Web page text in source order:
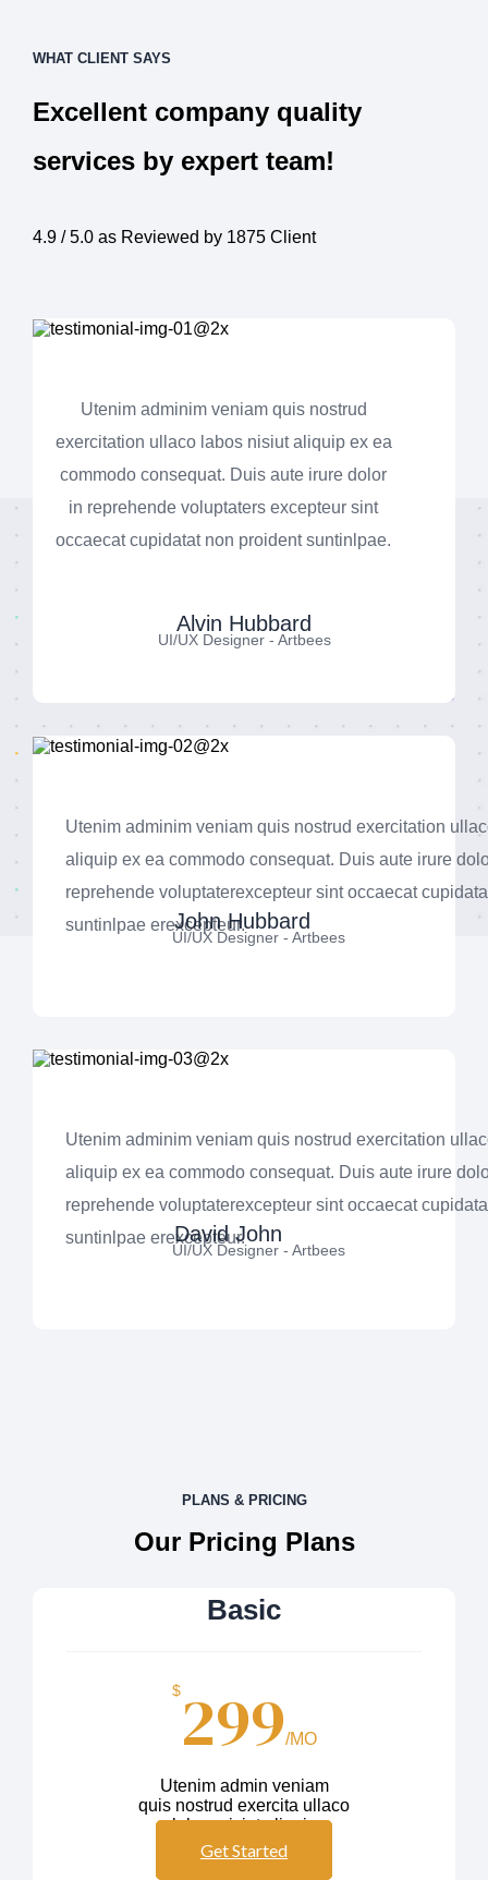
WHAT CLIENT SAYS
Excellent company quality
services by expert team!
4.9 / 5.0 as Reviewed by 1875 Client
Utenim adminim veniam quis nostrud
exercitation ullaco labos nisiut aliquip ex ea
commodo consequat. Duis aute irure dolor
in reprehende voluptaters excepteur sint
occaecat cupidatat non proident suntinlpae.
Alvin Hubbard
UI/UX Designer - Artbees
Utenim adminim veniam quis nostrud exercitation
aliquip ex ea commodo consequat. Duis aute irure
reprehende voluptaterexcepteur sint occaecat
suntinlpae erexcepteur.
John Hubbard
UI/UX Designer - Artbees
Utenim adminim veniam quis nostrud exercitation
aliquip ex ea commodo consequat. Duis aute irure
reprehende voluptaterexcepteur sint occaecat
suntinlpae erexcepteur.
David John
UI/UX Designer - Artbees
PLANS & PRICING
Our Pricing Plans
Basic
$299/MO
Utenim admin veniam
quis nostrud exercita ullaco
labos nisiut aliquip
Get Started